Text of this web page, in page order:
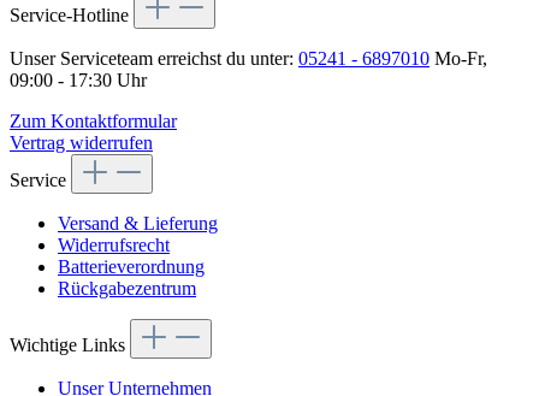
Service-Hotline
Unser Serviceteam erreichst du unter: 05241 - 6897010 Mo-Fr,
09:00 - 17:30 Uhr
Zum Kontaktformular
Vertrag widerrufen
Service
Versand & Lieferung
Widerrufsrecht
Batterieverordnung
Rückgabezentrum
Wichtige Links
Unser Unternehmen